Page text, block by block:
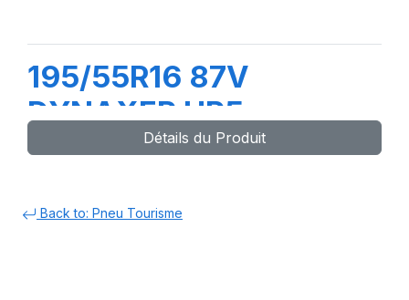
195/55R16 87V
DYNAXER HP5
Détails du Produit
Back to: Pneu Tourisme